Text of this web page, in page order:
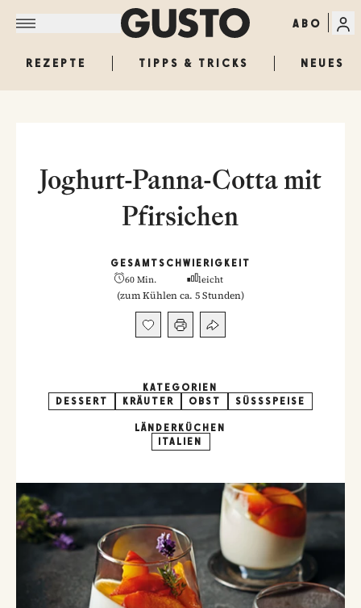
ABO
REZEPTE TIPPS & TRICKS NEUES
Joghurt-Panna-Cotta mit
Pfirsichen
GESAMT
60 Min.
SCHWIERIGKEIT
leicht
(zum Kühlen ca. 5 Stunden)
KATEGORIEN
DESSERT
KRÄUTER OBST SÜSSSPEISE
LÄNDERKÜCHEN
ITALIEN